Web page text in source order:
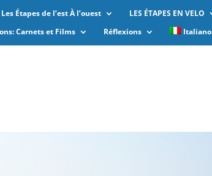
Les Étapes de l’est À l’ouest LES ÉTAPES EN VELO
Carnets et Films Réflexions Italiano